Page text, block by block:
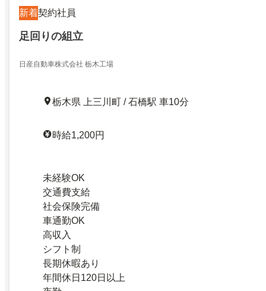
新着契約社員
足回りの組立
日産自動車株式会社 栃木工場
栃木県 上三川町 / 石橋駅 車10分
時給1,200円
未経験OK
交通費支給
社会保険完備
車通勤OK
高収入
シフト制
長期休暇あり
年間休日120日以上